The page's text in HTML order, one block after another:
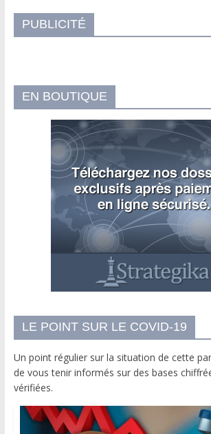
PUBLICITÉ
EN BOUTIQUE
LE POINT SUR LE COVID-19
Un point régulier sur la situation de cette
de vous tenir informés sur des bases
vérifiées.